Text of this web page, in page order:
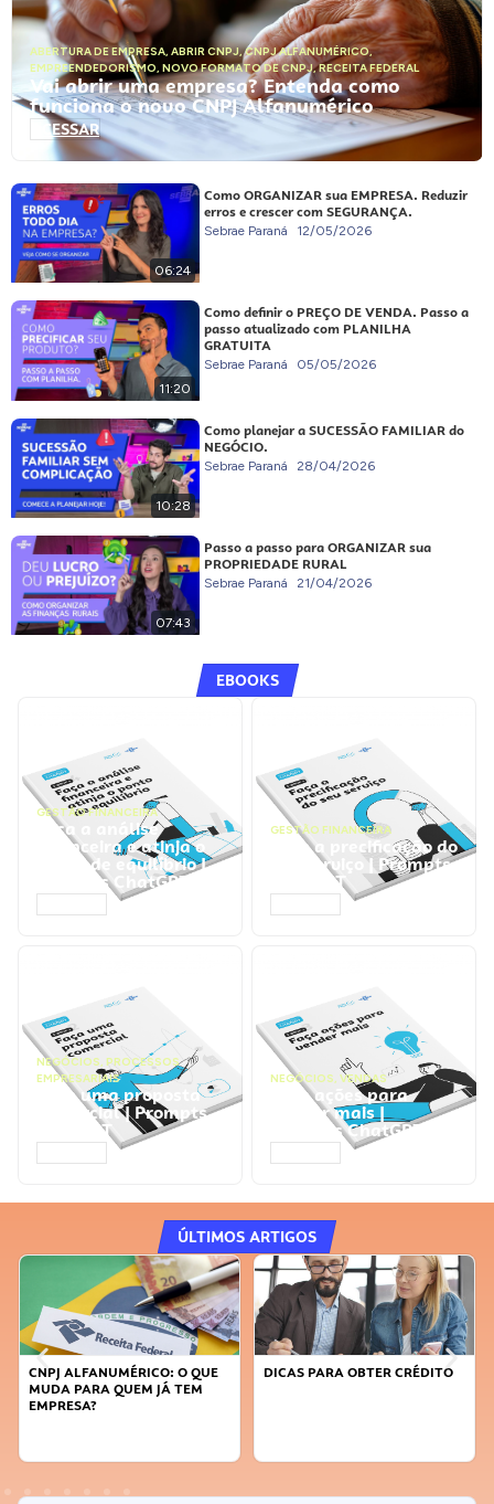
ABERTURA DE EMPRESA, ABRIR CNPJ,CNPJ ALFANUMÉRICO,
EMPREENDEDORISMO, NOVO FORMATO DE CNPJ,RECEITA FEDERAL
Vai abrir uma empresa? Entenda como
funciona o novo CNPJ Alfanumérico
ACESSAR
06:24
Como ORGANIZAR sua EMPRESA. Reduzir
erros e crescer com SEGURANÇA.
Sebrae Paraná 12/05/2026
11:20
Como definir o PREÇO DE VENDA. Passo a
passo atualizado com PLANILHA
GRATUITA
Sebrae Paraná 05/05/2026
10:28
Como planejar a SUCESSÃO FAMILIAR do
NEGÓCIO.
Sebrae Paraná 28/04/2026
07:43
Passo a passo para ORGANIZAR sua
PROPRIEDADE RURAL
Sebrae Paraná 21/04/2026
EBOOKS
GESTÃO FINANCEIRA
Faça a análise
financeira e atinja o
ponto de equilíbrio |
Prompts ChatGPT
GESTÃO FINANCEIRA
Faça a precificação do
seu serviço | Prompts
ChatGPT
NEGÓCIOS, PROCESSOS
EMPRESARIAIS
Faça uma proposta
comercial | Prompts
ChatGPT
NEGÓCIOS, VENDAS
Faça ações para
vender mais |
Prompts ChatGPT
ÚLTIMOS ARTIGOS
DICAS PARA OBTER CRÉDITO
FAÇA A DIFERENÇA: SEJA